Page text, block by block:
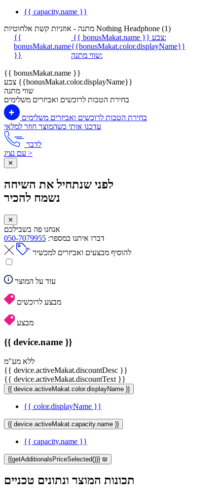
{{ capacity.name }}
מתנה - אוזניות קשת אלחוטיות Nothing Headphone (1)
{{
bonusMakat.name
}}
{{ bonusMakat.name }}
צבע:
{{bonusMakat.color.displayName}}
שווי מתנה:
{{ bonusMakat.name }}
צבע {{bonusMakat.color.displayName}}
שווי מתנה
בחירת הטבות לרוכשים ואביזרים משלימים
בחירת הטבות לרוכשים ואביזרים משלימים
עדכנו אותי כשהמוצר חוזר למלאי
לדבר
עם נציג >
✕
לפני שנתחיל את השיחה
נשמח להכיר
✕
אנחנו פה בשבילכם
דברו איתנו במספר: 050-7079955
להוסיף מבצעים ואביזרים למכשיר
עוד על המוצר
מבצע לרוכשים
מבצע
{{ device.name }}
ללא מע"מ
{{ device.activeMakat.discountDesc }}
{{ device.activeMakat.discountText }}
{{ device.activeMakat.color.displayName }}
{{ color.displayName }}
{{ device.activeMakat.capacity.name }}
{{ capacity.name }}
{{getAdditionalsPriceSelected()}} ₪
תכונות המוצר ונתונים טכניים